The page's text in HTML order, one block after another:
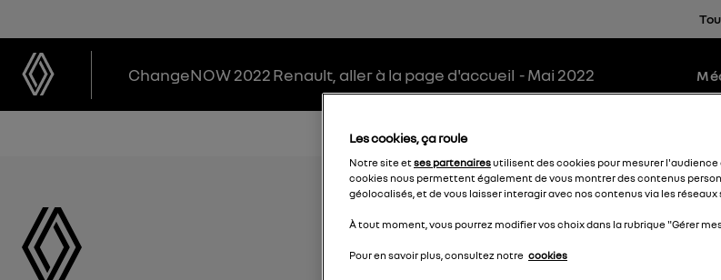
ChangeNOW 2022Renault, aller à la page d'accueil - Mai 2022
Les cookies, ça roule
Notre site etses partenairesutilisent des cookies pour mesurer l'audience
cookies nous permettent également de vous montrer des contenus
géolocalisés, et de vous laisser interagir avec nos contenus via les réseaux
À tout moment, vous pourrez modifier vos choix dans la rubrique "Gérer
Pour en savoir plus, consultez notre cookies